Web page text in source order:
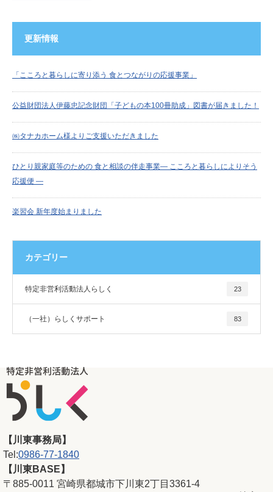
更新情報
「こころと暮らしに寄り添う 食とつながりの応援事業」
公益財団法人伊藤忠記念財団「子どもの本100冊助成」図書が届きました！
㈱タナカホーム様よりご支援いただきました
ひとり親家庭等のための 食と相談の伴走事業― こころと暮らしによりそう
応援便 ―
楽習会 新年度始まりました
カテゴリー
特定非営利活動法人らしく 23
（一社）らしくサポート 83
【川東事務局】
Tel:0986-77-1840
【川東BASE】
〒885-0011 宮崎県都城市下川東2丁目3361-4